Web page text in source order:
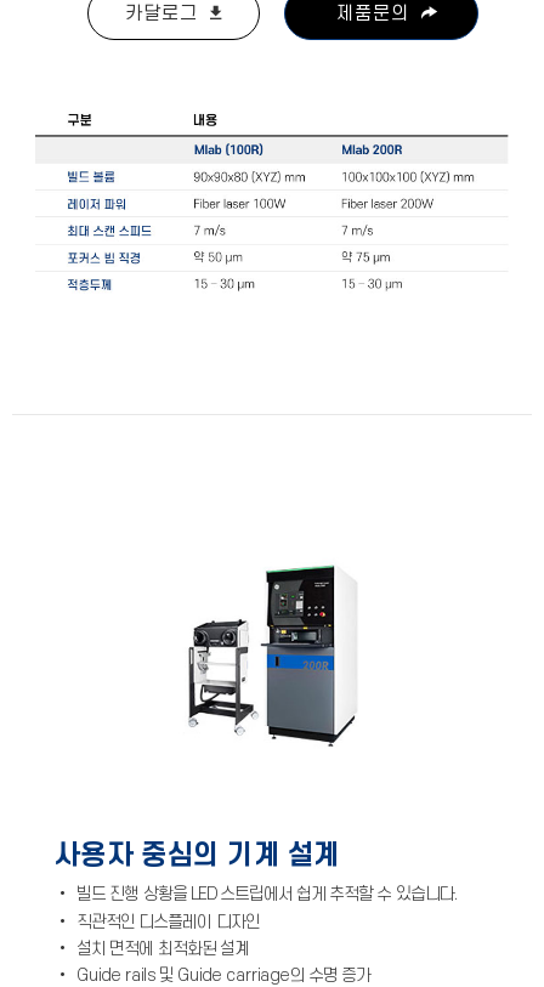
카달로그 제품문의
사용자 중심의 기계 설계
• 빌드 진행 상황을 LED 스트립에서 쉽게 추적할 수 있습니다.
• 직관적인 디스플레이 디자인
• 설치 면적에 최적화된 설계
• Guide rails 및 Guide carriage의 수명 증가